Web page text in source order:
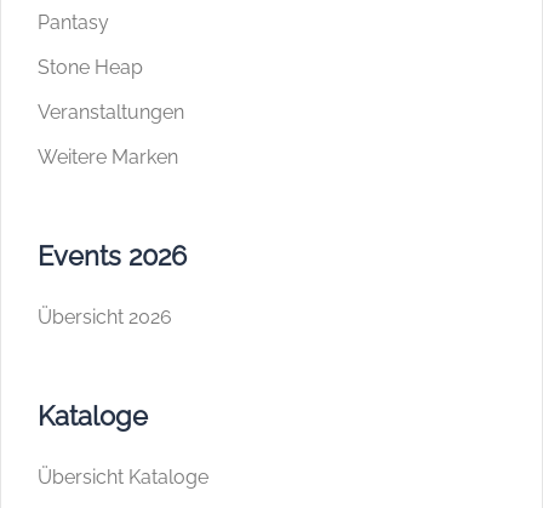
Pantasy
Stone Heap
Veranstaltungen
Weitere Marken
Events 2026
Übersicht 2026
Kataloge
Übersicht Kataloge